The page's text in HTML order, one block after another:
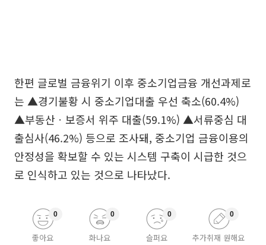
한편 글로벌 금융위기 이후 중소기업금융 개선과제로
는 ▲경기불황 시 중소기업대출 우선 축소(60.4%)
▲부동산ㆍ보증서 위주 대출(59.1%) ▲서류중심 대
출심사(46.2%) 등으로 조사돼, 중소기업 금융이용의
안정성을 확보할 수 있는 시스템 구축이 시급한 것으
로 인식하고 있는 것으로 나타났다.
좋아요
0
화나요
0
슬퍼요
0
추가취재 원해요
0